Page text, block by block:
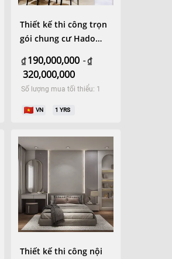
Thiết kế thi công trọn
gói chung cư Hado
₫ 190,000,000 -₫
320,000,000
Số lượng mua tối thiểu: 1
VN 1 YRS
Thiết kế thi công nội